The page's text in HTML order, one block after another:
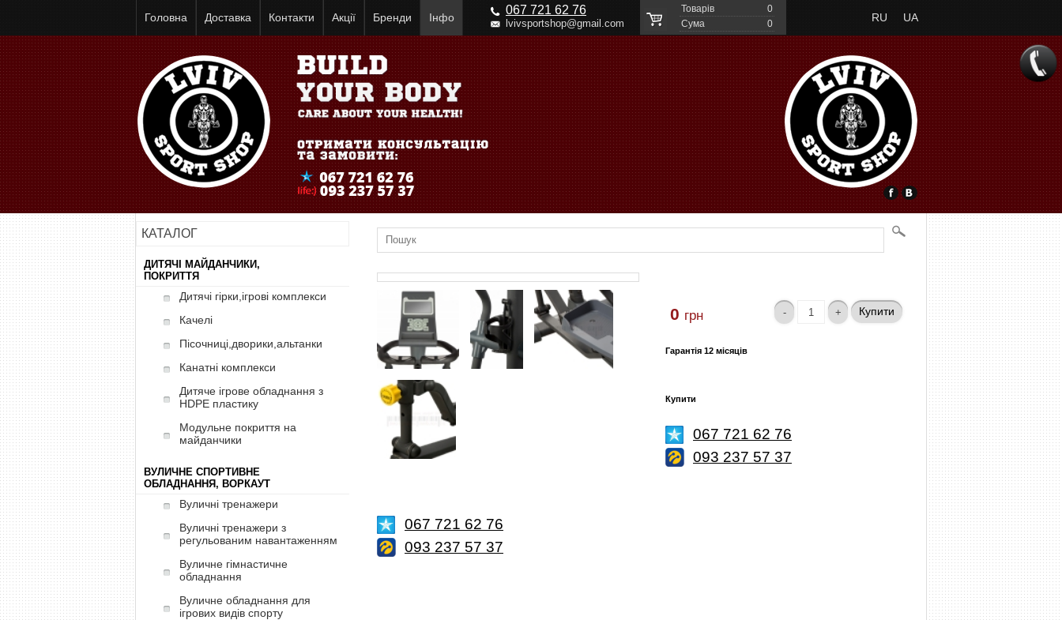
Головна Доставка Контакти Акції Бренди Інфо UA
RU
067 721 62 76
lvivsportshop@gmail.com
Товарів
0
Cума
0
КАТАЛОГ
ДИТЯЧІ МАЙДАНЧИКИ,
ПОКРИТТЯ
Дитячі гірки,ігрові комплекси
Качелі
Пісочниці,дворики,альтанки
Канатні комплекси
Дитяче ігрове обладнання з
HDPE пластику
Модульне покриття на
майданчики
ВУЛИЧНЕ СПОРТИВНЕ
ОБЛАДНАННЯ, ВОРКАУТ
Вуличні тренажери
Вуличні тренажери з
регульованим навантаженням
Вуличне гімнастичне
обладнання
Вуличне обладнання для
ігрових видів спорту
0 грн Купити
Гарантія 12 місяців
Купити
067 721 62 76
093 237 57 37
067 721 62 76
093 237 57 37